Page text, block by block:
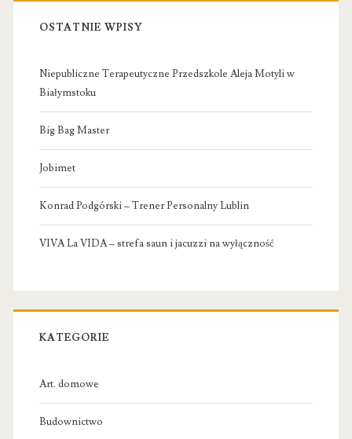
OSTATNIE WPISY
Niepubliczne Terapeutyczne Przedszkole Aleja Motyli w
Białymstoku
Big Bag Master
Jobimet
Konrad Podgórski – Trener Personalny Lublin
VIVA La VIDA – strefa saun i jacuzzi na wyłączność
KATEGORIE
Art. domowe
Budownictwo